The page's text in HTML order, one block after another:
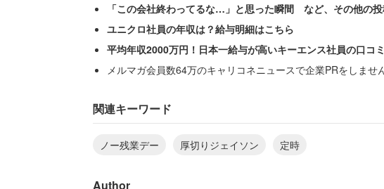
「この会社終わってるな…」と思った瞬間 など、その他の
ユニクロ社員の年収は？給与明細はこちら
平均年収2000万円！日本一給与が高いキーエンス社員の口コミ
メルマガ会員数64万のキャリコネニュースで企業PRをしませ
関連キーワード
ノー残業デー 厚切りジェイソン 定時
Author